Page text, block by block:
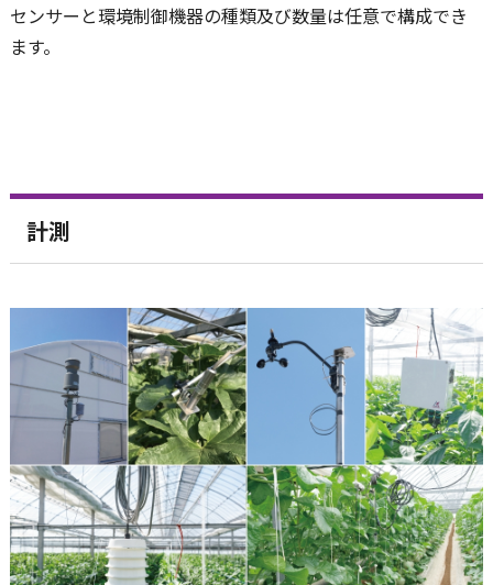
センサーと環境制御機器の種類及び数量は任意で構成でき
ます。
計測